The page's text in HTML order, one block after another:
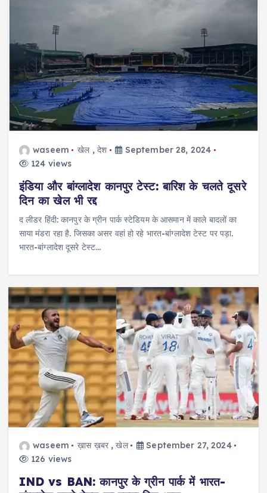
waseem खेल, देश
September 28, 2024
124 views
इंडिया और बांग्लादेश कानपुर टेस्ट: बारिश के चलते दूसरे
दिन का खेल भी रद्द
द लीडर हिंदी: कानपुर के ग्रीन पार्क स्टेडियम के आसमान में काले बादलों का
साया मंडरा रहा है. जिसका असर वहां हो रहे भारत-बांग्लादेश टेस्ट पर पड़ा.
भारत-बांग्लादेश दूसरे टेस्ट…
waseem ख़ास ख़बर ,खेल
September 27, 2024
126 views
IND vs BAN: कानपुर के ग्रीन पार्क में भारत-